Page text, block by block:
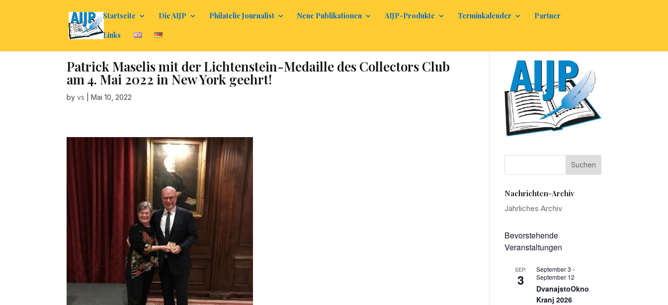
Startseite Die AIJP Philatelic Journalist Neue Publikationen AIJP-Produkte Terminkalender Partner
Links
Patrick Maselis mit der Lichtenstein-Medaille des Collectors Club
am 4. Mai 2022 in New York geehrt!
byvs |Mai 10, 2022
Nachrichten-Archiv
Jährliches Archiv
Bevorstehende
Veranstaltungen
SEP.
3
September 3 -
September 12
DvanajstoOkno
Kranj 2026